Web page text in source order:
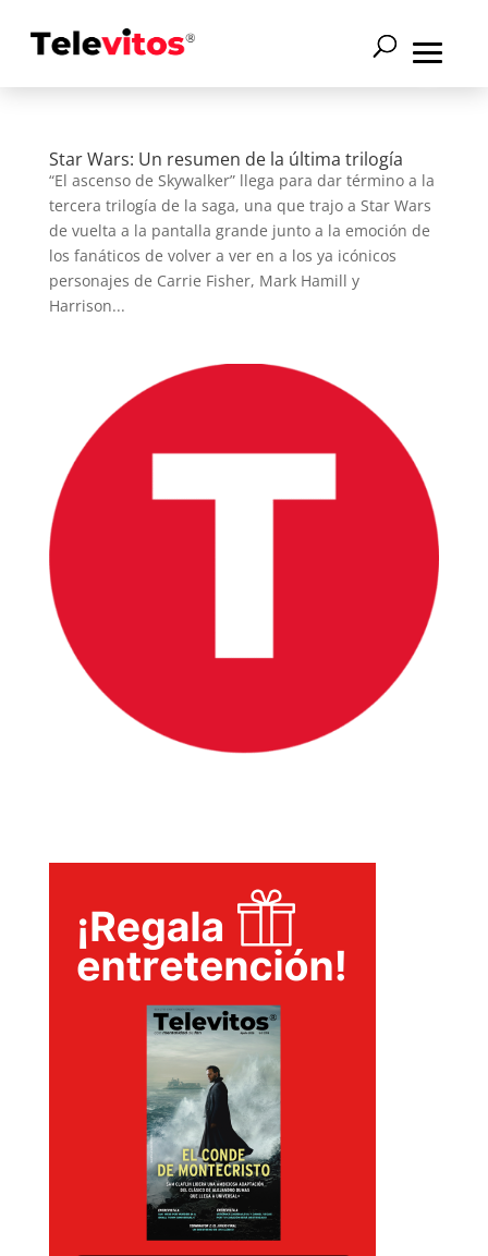
PELICULAS
SERIES
TECNOVITOS
EVENTOS
Star Wars: Un resumen de la última trilogía
“El ascenso de Skywalker” llega para dar término a la
tercera trilogía de la saga, una que trajo a Star Wars
de vuelta a la pantalla grande junto a la emoción de
los fanáticos de volver a ver en a los ya icónicos
personajes de Carrie Fisher, Mark Hamill y
Harrison...